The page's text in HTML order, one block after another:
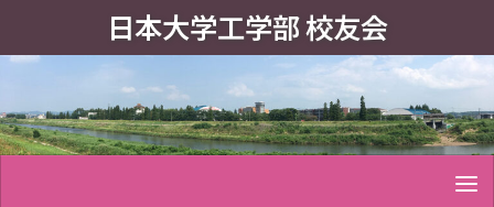
日本大学工学部 校友会